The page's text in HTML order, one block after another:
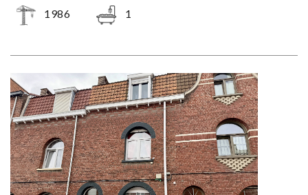
1986 1